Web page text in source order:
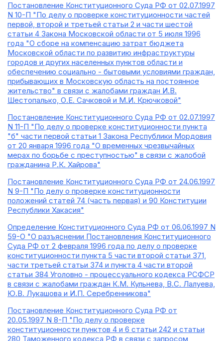
Постановление Конституционного Суда РФ от 02.07.1997
N 10-П "По делу о проверке конституционности частей
первой, второй и третьей статьи 2 и части шестой
статьи 4 Закона Московской области от 5 июля 1996
года "О сборе на компенсацию затрат бюджета
Московской области по развитию инфраструктуры
городов и других населенных пунктов области и
обеспечению социально - бытовыми условиями граждан,
прибывающих в Московскую область на постоянное
жительство" в связи с жалобами граждан И.В.
Шестопалько, О.Е. Сачковой и М.И. Крючковой"
Постановление Конституционного Суда РФ от 02.07.1997
N 11-П "По делу о проверке конституционности пункта
"б" части первой статьи 1 Закона Республики Мордовия
от 20 января 1996 года "О временных чрезвычайных
мерах по борьбе с преступностью" в связи с жалобой
гражданина Р.К. Хайрова"
Постановление Конституционного Суда РФ от 24.06.1997
N 9-П "По делу о проверке конституционности
положений статей 74 (часть первая) и 90 Конституции
Республики Хакасия"
Определение Конституционного Суда РФ от 06.06.1997 N
59-О "О разъяснении Постановления Конституционного
Суда РФ от 2 февраля 1996 года по делу о проверке
конституционности пункта 5 части второй статьи 371,
части третьей статьи 374 и пункта 4 части второй
статьи 384 Уголовно - процессуального кодекса РСФСР
в связи с жалобами граждан К.М. Кульнева, В.С. Лалуева,
Ю.В. Лукашова и И.П. Серебренникова"
Постановление Конституционного Суда РФ от
20.05.1997 N 8-П "По делу о проверке
конституционности пунктов 4 и 6 статьи 242 и статьи
280 Таможенного кодекса РФ в связи с запросом